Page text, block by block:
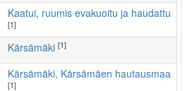
Kaatui, ruumis evakuoitu ja haudattu
[1]
Kärsämäki [1]
Kärsämäki, Kärsämäen hautausmaa
[1]